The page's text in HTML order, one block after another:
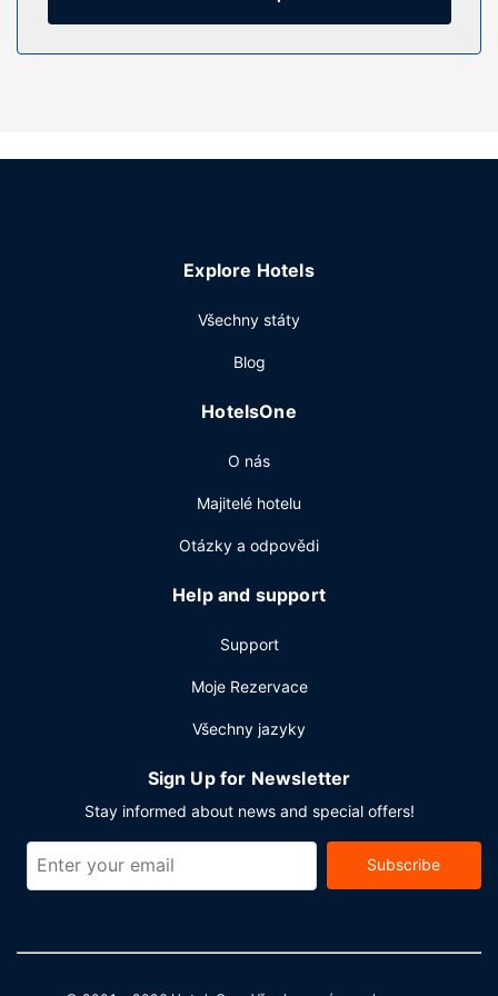
Vybavení nemovitosti
Můžete využít širokou nabídku rekreačních zařízení, mezi
příplatek.
Hostům jsou k dispozici trezor na recepci a výtah. Přímo v
Explore Hotels
Všechny státy
Blog
HotelsOne
O nás
Majitelé hotelu
Otázky a odpovědi
Help and support
Support
Moje Rezervace
Všechny jazyky
Sign Up for Newsletter
Stay informed about news and special offers!
Subscribe